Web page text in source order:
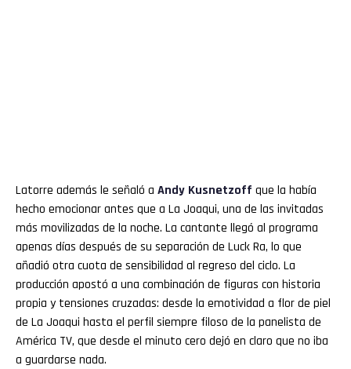
Latorre además le señaló a Andy Kusnetzoff que la había
hecho emocionar antes que a La Joaqui, una de las invitadas
más movilizadas de la noche. La cantante llegó al programa
apenas días después de su separación de Luck Ra, lo que
añadió otra cuota de sensibilidad al regreso del ciclo. La
producción apostó a una combinación de figuras con historia
propia y tensiones cruzadas: desde la emotividad a flor de piel
de La Joaqui hasta el perfil siempre filoso de la panelista de
América TV, que desde el minuto cero dejó en claro que no iba
a guardarse nada.